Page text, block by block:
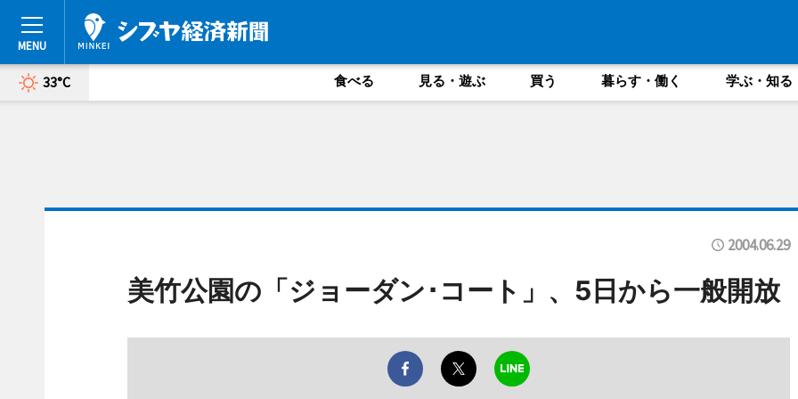
33°C 食べる 見る・遊ぶ 買う 暮らす・働く 学ぶ・知る
2004.06.29
美竹公園の「ジョーダン･コート」、5日から一般開放